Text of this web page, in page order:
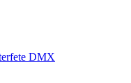
DMX